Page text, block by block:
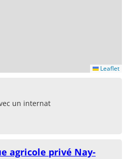
Leaflet
un internat
agricole privé Nay-